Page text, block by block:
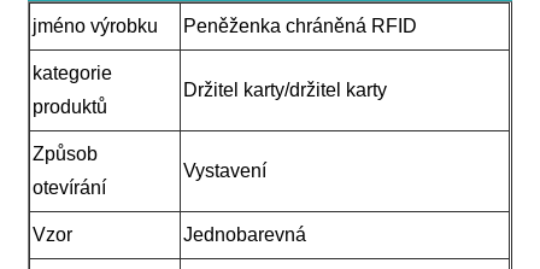
jméno výrobku Peněženka chráněná RFID
kategorie
produktů
Držitel karty/držitel karty
Způsob
otevírání
Vystavení
Vzor Jednobarevná